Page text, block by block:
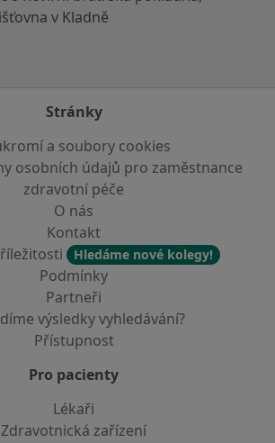
v Kladně
Stránky
a soubory cookies
osobních údajů pro zaměstnance
zdravotní péče
O nás
Kontakt
Hledáme nové kolegy!
Podmínky
Partneři
výsledky vyhledávání?
Přístupnost
Pro pacienty
Lékaři
Zdravotnická zařízení